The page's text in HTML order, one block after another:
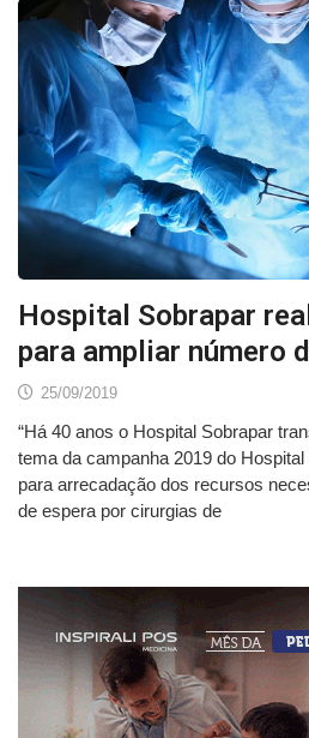
Hospital Sobrapar
para ampliar número
25/09/2019
“Há 40 anos o Hospital Sobrapar
tema da campanha 2019 do
para arrecadação dos recursos
de espera por cirurgias de